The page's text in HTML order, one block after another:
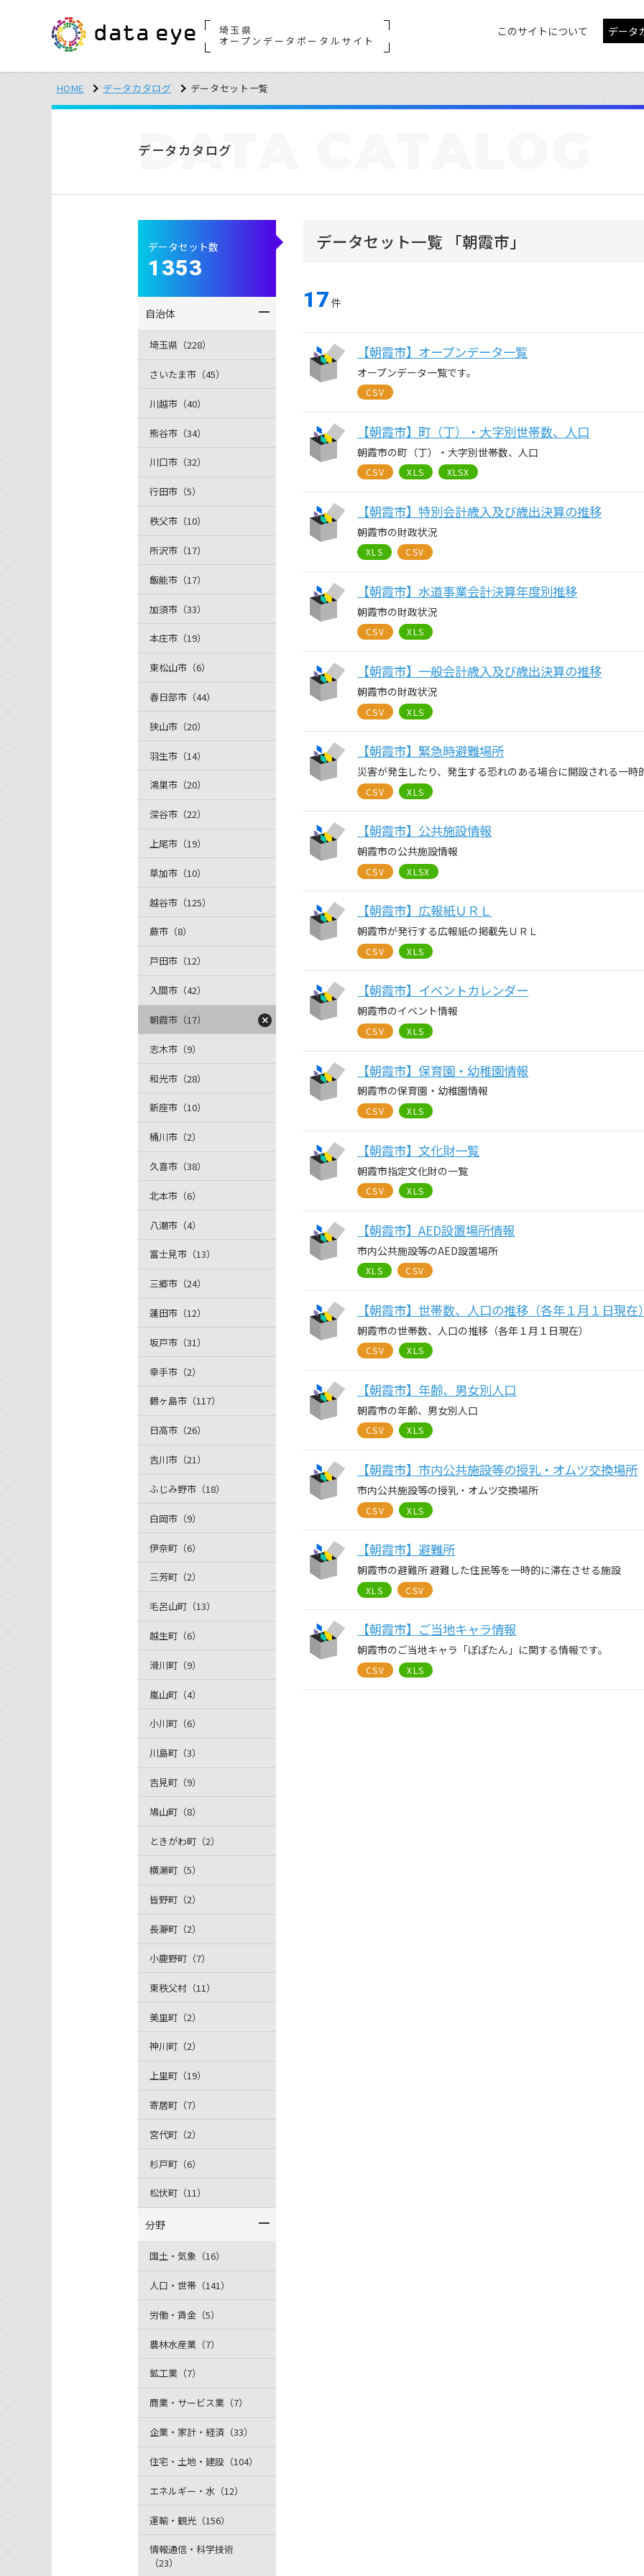
埼玉県
オープンデータポータルサイト
このサイトについて データ
HOME データカタログ データセット一覧
データカタログ
DATA
データセット一覧 「朝霞市」
17 件
【朝霞市】オープンデータ一覧
オープンデータ一覧です。
CSV
【朝霞市】町（丁）・大字別世帯数、人口
朝霞市の町（丁）・大字別世帯数、人口
CSV XLS XLSX
【朝霞市】特別会計歳入及び歳出決算の推移
朝霞市の財政状況
XLS CSV
【朝霞市】水道事業会計決算年度別推移
朝霞市の財政状況
CSV XLS
【朝霞市】一般会計歳入及び歳出決算の推移
朝霞市の財政状況
CSV XLS
【朝霞市】緊急時避難場所
災害が発生したり、発生する恐れのある場合に開設される一時
CSV XLS
【朝霞市】公共施設情報
朝霞市の公共施設情報
CSV XLSX
【朝霞市】広報紙ＵＲＬ
朝霞市が発行する広報紙の掲載先ＵＲＬ
CSV XLS
【朝霞市】イベントカレンダー
朝霞市のイベント情報
CSV XLS
【朝霞市】保育園・幼稚園情報
朝霞市の保育園・幼稚園情報
CSV XLS
【朝霞市】文化財一覧
朝霞市指定文化財の一覧
CSV XLS
【朝霞市】AED設置場所情報
市内公共施設等のAED設置場所
XLS CSV
【朝霞市】世帯数、人口の推移（各年１月１日現在
朝霞市の世帯数、人口の推移（各年１月１日現在）
CSV XLS
【朝霞市】年齢、男女別人口
朝霞市の年齢、男女別人口
CSV XLS
【朝霞市】市内公共施設等の授乳・オムツ交換場所
市内公共施設等の授乳・オムツ交換場所
CSV XLS
【朝霞市】避難所
朝霞市の避難所 避難した住民等を一時的に滞在させる施設
XLS CSV
【朝霞市】ご当地キャラ情報
朝霞市のご当地キャラ「ぽぽたん」に関する情報です。
CSV XLS
データセット数
1353
自治体
埼玉県（228）
さいたま市（45）
川越市（40）
熊谷市（34）
川口市（32）
行田市（5）
秩父市（10）
所沢市（17）
飯能市（17）
加須市（33）
本庄市（19）
東松山市（6）
春日部市（44）
狭山市（20）
羽生市（14）
鴻巣市（20）
深谷市（22）
上尾市（19）
草加市（10）
越谷市（125）
蕨市（8）
戸田市（12）
入間市（42）
朝霞市（17）
志木市（9）
和光市（28）
新座市（10）
桶川市（2）
久喜市（38）
北本市（6）
八潮市（4）
富士見市（13）
三郷市（24）
蓮田市（12）
坂戸市（31）
幸手市（2）
鶴ヶ島市（117）
日高市（26）
吉川市（21）
ふじみ野市（18）
白岡市（9）
伊奈町（6）
三芳町（2）
毛呂山町（13）
越生町（6）
滑川町（9）
嵐山町（4）
小川町（6）
川島町（3）
吉見町（9）
鳩山町（8）
ときがわ町（2）
横瀬町（5）
皆野町（2）
長瀞町（2）
小鹿野町（7）
東秩父村（11）
美里町（2）
神川町（2）
上里町（19）
寄居町（7）
宮代町（2）
杉戸町（6）
松伏町（11）
分野
国土・気象（16）
人口・世帯（141）
労働・賃金（5）
農林水産業（7）
鉱工業（7）
商業・サービス業（7）
企業・家計・経済（33）
住宅・土地・建設（104）
エネルギー・水（12）
運輸・観光（156）
情報通信・科学技術
（23）